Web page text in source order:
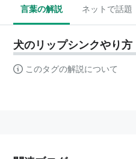
言葉の解説 ネットで話題
犬のリップシンクやり方
このタグの解説について